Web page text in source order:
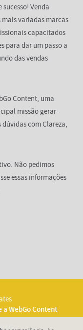
Venda
mais variadas marcas
capacitados
para dar um passo a
das vendas
Content, uma
missão gerar
com Clareza,
Não pedimos
essas informações
a WebGo Content
Uso